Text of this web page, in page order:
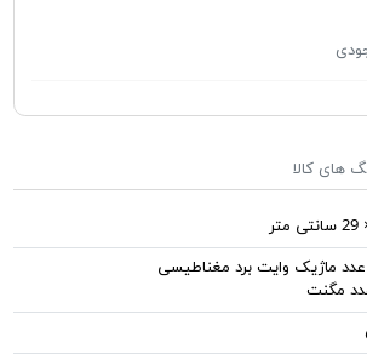
های کالا
ماژیک وایت برد مغناطیسی
مگنت